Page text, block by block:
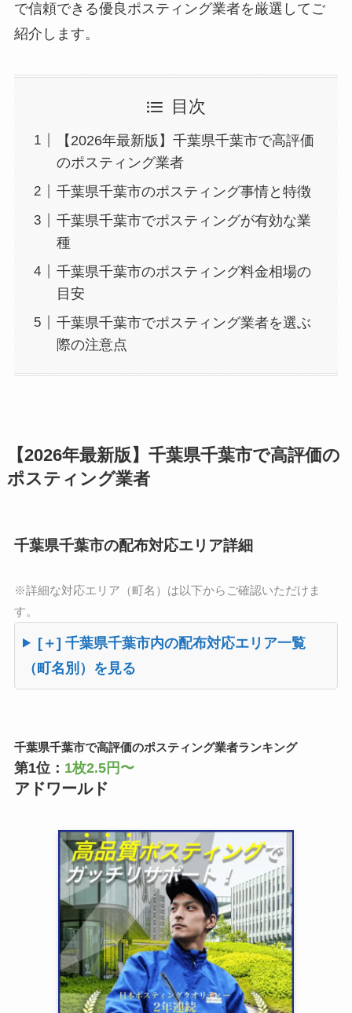
で信頼できる優良ポスティング業者を厳選してご
紹介します。
目次
【2026年最新版】千葉県千葉市で高評価
のポスティング業者
千葉県千葉市のポスティング事情と特徴
千葉県千葉市でポスティングが有効な業
種
千葉県千葉市のポスティング料金相場の
目安
千葉県千葉市でポスティング業者を選ぶ
際の注意点
【2026年最新版】千葉県千葉市で高評価の
ポスティング業者
千葉県千葉市の配布対応エリア詳細
※詳細な対応エリア（町名）は以下からご確認いただけま
す。
[＋] 千葉県千葉市内の配布対応エリア一覧
（町名別）を見る
千葉県千葉市で高評価のポスティング業者ランキング
第1位： 1枚2.5円〜
アドワールド